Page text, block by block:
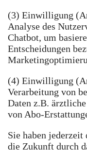
(3) Einwilligung
Analyse des
Chatbot, um
Entscheidungen
(4) Einwilligung
Verarbeitung von
Daten z.B.
von Abo-
Sie haben
die Zukunft durch